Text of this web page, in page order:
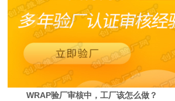
WRAP验厂审核中，工厂该怎么做？